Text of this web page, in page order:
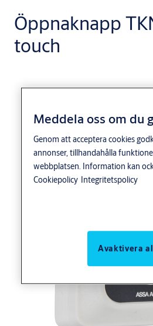
Öppnaknapp
touch
Meddela oss om du
Genom att acceptera cookies
annonser, tillhandahålla
webbplatsen. Information kan
Cookiepolicy Integritetspolicy
Avaktivera